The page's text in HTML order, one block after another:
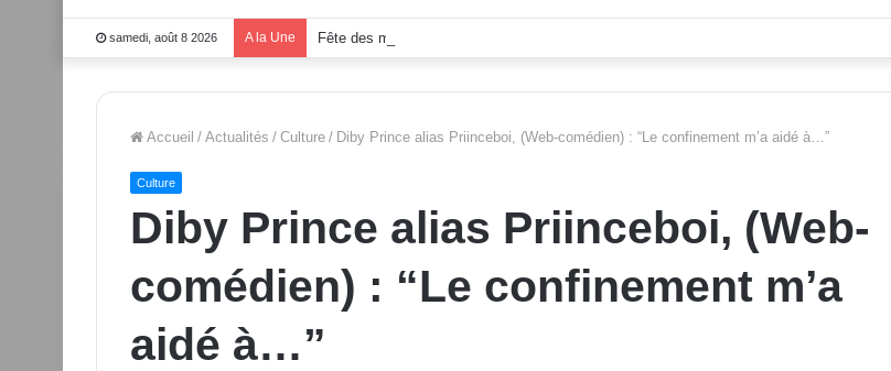
samedi, août 8 2026 A la Une Fête des mères 2026:Moussa Traoré Koudougou rend hommage aux femmes de Morondo
Accueil / Actualités / Culture / Diby Prince alias Priinceboi, (Web-comédien) : “Le confinement m’a aidé à…”
Culture
Diby Prince alias Priinceboi, (Web-
comédien) : “Le confinement m’a
aidé à…”